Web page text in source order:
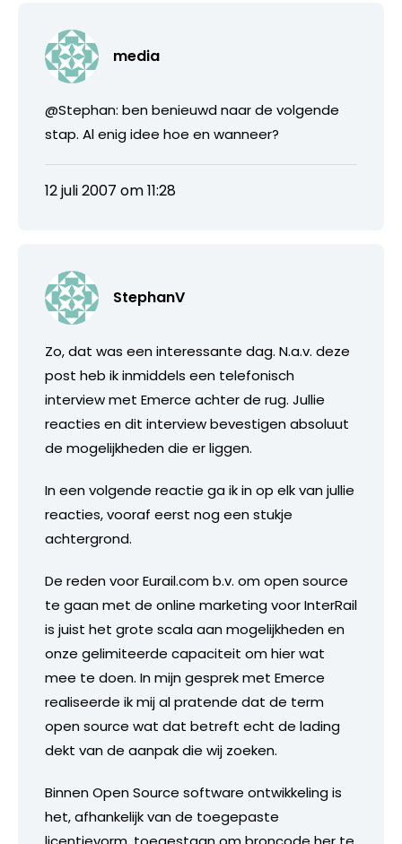
media
@Stephan: ben benieuwd naar de volgende
stap. Al enig idee hoe en wanneer?
12 juli 2007 om 11:28
StephanV
Zo, dat was een interessante dag. N.a.v. deze
post heb ik inmiddels een telefonisch
interview met Emerce achter de rug. Jullie
reacties en dit interview bevestigen absoluut
de mogelijkheden die er liggen.
In een volgende reactie ga ik in op elk van jullie
reacties, vooraf eerst nog een stukje
achtergrond.
De reden voor Eurail.com b.v. om open source
te gaan met de online marketing voor InterRail
is juist het grote scala aan mogelijkheden en
onze gelimiteerde capaciteit om hier wat
mee te doen. In mijn gesprek met Emerce
realiseerde ik mij al pratende dat de term
open source wat dat betreft echt de lading
dekt van de aanpak die wij zoeken.
Binnen Open Source software ontwikkeling is
het, afhankelijk van de toegepaste